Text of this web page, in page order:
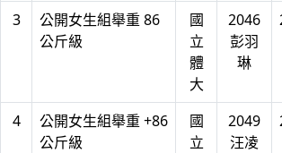
3
公開女生組舉重 86
公斤級
國
立
體
大
2046
彭羽
琳
4
公開女生組舉重 +86
公斤級
國
立
2049
汪凌